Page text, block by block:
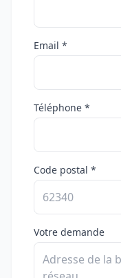
Email *
Téléphone *
Code postal *
Votre demande